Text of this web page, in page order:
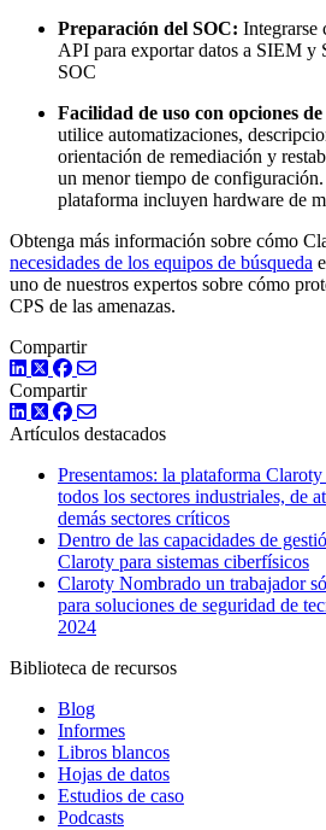
Preparación del SOC: Integrarse
API para exportar datos a SIEM y
SOC
Facilidad de uso con opciones
utilice automatizaciones,
orientación de remediación y
un menor tiempo de
plataforma incluyen hardware de
Obtenga más información sobre cómo
necesidades de los equipos de búsqueda
uno de nuestros expertos sobre cómo
CPS de las amenazas.
Compartir
LinkedIn
TwitterFacebook
Compartir
LinkedIn
TwitterFacebook
Artículos destacados
Presentamos: la plataforma
todos los sectores industriales, de
demás sectores críticos
Dentro de las capacidades de
Claroty para sistemas ciberfísicos
Claroty Nombrado un trabajador
para soluciones de seguridad de
2024
Biblioteca de recursos
Blog
Informes
Libros blancos
Hojas de datos
Estudios de caso
Podcasts